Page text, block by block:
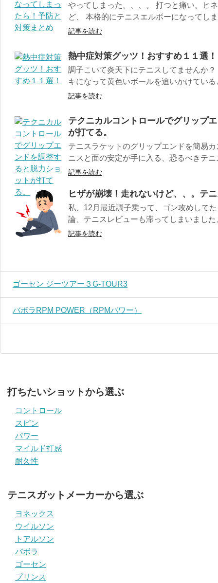
やってしまった、、、。 打つと痛い。ヒ
ど、 本格的にテニスエルボーになってし
記事を読む
熱中症対策グッツ！おすすめ１１選！
調子こいて炎天下にテニスしてませんか
キになって黄色いボールを追いかけてい
記事を読む
テクニカルコントロールでグリップ
が打てる。
テニスラケットのグリップエンドを簡易
ニスと面の安定が手に入る、恐るべきテ
記事を読む
ヒザが崩壊！走れないけど、、。テ
私、12月最近調子乗って、ゴン攻めして
論、テニスレビューも滞ってしまいまし
記事を読む
ゴーセン ジーツアー３G-TOUR3
バボラRPM POWER（RPMパワー）
打ちたいショットから選ぶ
コントロール
スピン
パワー
マイルド打感
耐久性
テニスガットメーカーから選ぶ
ヨネックス
ウイルソン
トアルソン
バボラ
ゴーセン
プリンス